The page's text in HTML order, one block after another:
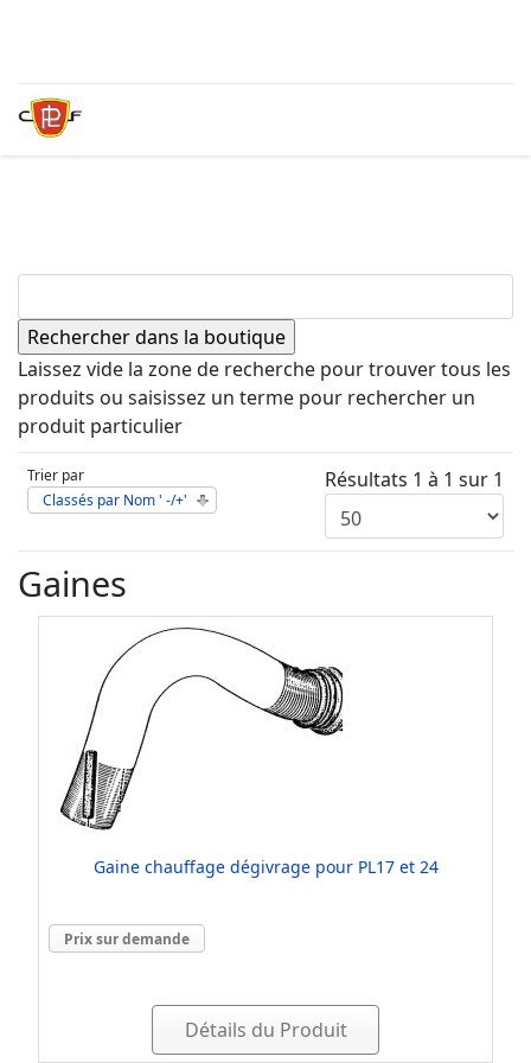
Laissez vide la zone de recherche pour trouver tous les
produits ou saisissez un terme pour rechercher un
produit particulier
Trier par
Classés par Nom ' -/+'
Résultats 1 à 1 sur 1
Gaines
Gaine chauffage dégivrage pour PL17 et 24
Prix sur demande
Détails du Produit